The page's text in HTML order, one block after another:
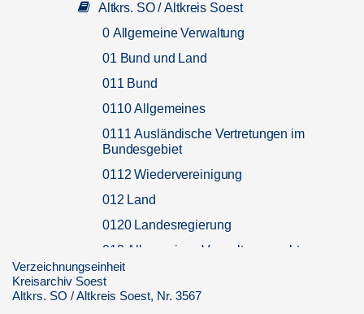
Altkrs. SO / Altkreis Soest
0 Allgemeine Verwaltung
01 Bund und Land
011 Bund
0110 Allgemeines
0111 Ausländische Vertretungen im
Bundesgebiet
0112 Wiedervereinigung
012 Land
0120 Landesregierung
013 Allgemeines Verwaltungsrecht,
Verwaltungsverfahren,
Verwaltungsgerichtsbarkeit
0130 Allgemeines Verwaltungsrecht,
Verzeichnungseinheit
Kreisarchiv Soest
Altkrs. SO / Altkreis Soest, Nr. 3567